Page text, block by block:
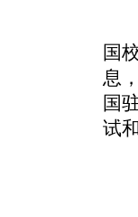
在
国
息
国
试
与